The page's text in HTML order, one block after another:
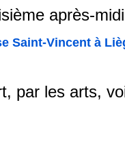
après-midi
Saint-Vincent à
par les arts,